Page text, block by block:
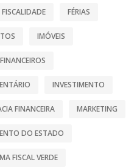
FISCALIDADE FÉRIAS
IMÓVEIS
INVESTIMENTO
FINANCEIRA MARKETING
DO ESTADO
FISCAL VERDE